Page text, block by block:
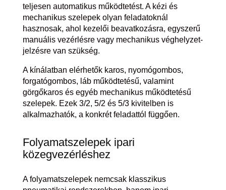
teljesen automatikus működtetést. A kézi és
mechanikus szelepek olyan feladatoknál
hasznosak, ahol kezelői beavatkozásra, egyszerű
manuális vezérlésre vagy mechanikus véghelyzet-
jelzésre van szükség.
A kínálatban elérhetők karos, nyomógombos,
forgatógombos, láb működtetésű, valamint
görgőkaros és egyéb mechanikus működtetésű
szelepek. Ezek 3/2, 5/2 és 5/3 kivitelben is
alkalmazhatók, a konkrét feladattól függően.
Folyamatszelepek ipari
közegvezérléshez
A folyamatszelepek nemcsak klasszikus